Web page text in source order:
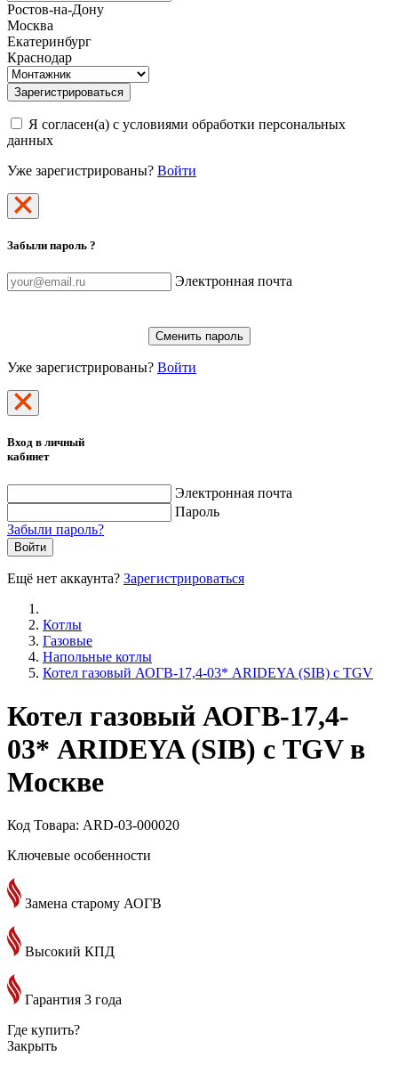
Ростов-на-Дону
Москва
Екатеринбург
Краснодар
Зарегистрироваться
Я согласен(а) с условиями обработки персональных
данных
Уже зарегистрированы? Войти
Забыли пароль ?
Электронная почта
Сменить пароль
Уже зарегистрированы? Войти
Вход в личный
кабинет
Электронная почта
Пароль
Забыли пароль?
Войти
Ещё нет аккаунта? Зарегистрироваться
Котлы
Газовые
Напольные котлы
Котел газовый АОГВ-17,4-03* ARIDEYA (SIB) с TGV
Котел газовый АОГВ-17,4-
03* ARIDEYA (SIB) с TGV в
Москве
Код Товара: ARD-03-000020
Ключевые особенности
Замена старому АОГВ
Высокий КПД
Гарантия 3 года
Где купить?
Закрыть